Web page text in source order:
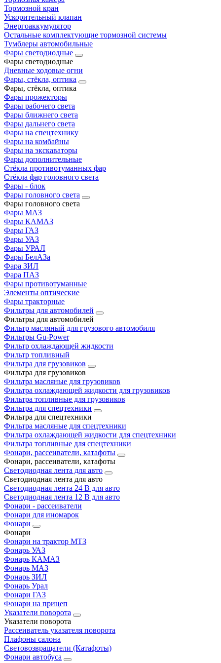
Тормозной кран
Ускорительный клапан
Энергоаккумулятор
Остальные комплектующие тормозной системы
Тумблеры автомобильные
Фары светодиодные
Фары светодиодные
Дневные ходовые огни
Фары, стёкла, оптика
Фары, стёкла, оптика
Фары прожекторы
Фары рабочего света
Фары ближнего света
Фары дальнего света
Фары на спецтехнику
Фары на комбайны
Фары на экскаваторы
Фары дополнительные
Стёкла противотуманных фар
Стёкла фар головного света
Фары - блок
Фары головного света
Фары головного света
Фары МАЗ
Фары КАМАЗ
Фары ГАЗ
Фары УАЗ
Фары УРАЛ
Фары БелАЗа
Фара ЗИЛ
Фара ПАЗ
Фары противотуманные
Элементы оптические
Фары тракторные
Фильтры для автомобилей
Фильтры для автомобилей
Фильтр масляный для грузового автомобиля
Фильтры Gu-Power
Фильтр охлаждающей жидкости
Фильтр топливный
Фильтра для грузовиков
Фильтра для грузовиков
Фильтра масляные для грузовиков
Фильтра охлаждающей жидкости для грузовиков
Фильтра топливные для грузовиков
Фильтра для спецтехники
Фильтра для спецтехники
Фильтра масляные для спецтехники
Фильтра охлаждающей жидкости для спецтехники
Фильтра топливные для спецтехники
Фонари, рассеиватели, катафоты
Фонари, рассеиватели, катафоты
Светодиодная лента для авто
Светодиодная лента для авто
Светодиодная лента 24 В для авто
Светодиодная лента 12 В для авто
Фонари - рассеиватели
Фонари для иномарок
Фонари
Фонари
Фонари на трактор МТЗ
Фонарь УАЗ
Фонарь КАМАЗ
Фонарь МАЗ
Фонарь ЗИЛ
Фонарь Урал
Фонари ГАЗ
Фонари на прицеп
Указатели поворота
Указатели поворота
Рассеиватель указателя поворота
Плафоны салона
Световозвращатели (Катафоты)
Фонари автобуса